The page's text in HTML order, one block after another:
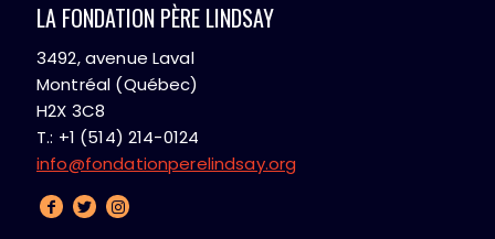
LA FONDATION PÈRE LINDSAY
3492, avenue Laval
Montréal (Québec)
H2X 3C8
T.: +1 (514) 214-0124
info@fondationperelindsay.org